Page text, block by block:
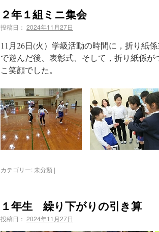
２年１組ミニ集会
投稿日： 2024年11月27日
11月26日(火）学級活動の時間に，折り紙
で遊んだ後、表彰式、そして，折り紙係
こ笑顔でした。
カテゴリー:未分類 |
１年生 繰り下がりの引き算
投稿日： 2024年11月27日